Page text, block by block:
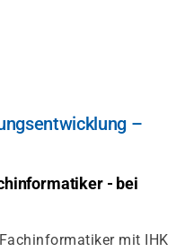
–
- bei
mit IHK